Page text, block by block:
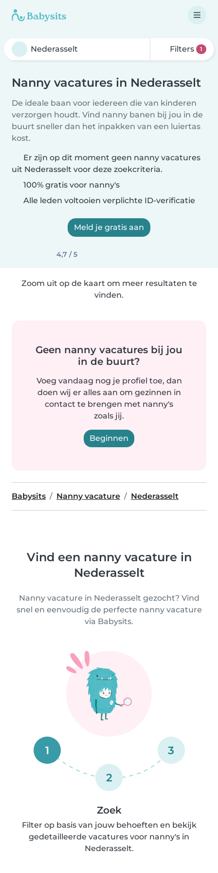
Filters 1
Nanny vacatures in Nederasselt
De ideale baan voor iedereen die van kinderen
verzorgen houdt. Vind nanny banen bij jou in de
buurt sneller dan het inpakken van een luiertas
kost.
Er zijn op dit moment geen nanny vacatures
uit Nederasselt voor deze zoekcriteria.
100% gratis voor nanny's
Alle leden voltooien verplichte ID-verificatie
Meld je gratis aan
4,7 / 5
Zoom uit op de kaart om meer resultaten te
vinden.
Geen nanny vacatures bij jou
in de buurt?
Voeg vandaag nog je profiel toe, dan
doen wij er alles aan om gezinnen in
contact te brengen met nanny's
zoals jij.
Beginnen
Babysits Nanny vacature Nederasselt
Vind een nanny vacature in
Nederasselt
Nanny vacature in Nederasselt gezocht? Vind
snel en eenvoudig de perfecte nanny vacature
via Babysits.
1
2
3
Zoek
Filter op basis van jouw behoeften en bekijk
gedetailleerde vacatures voor nanny's in
Nederasselt.